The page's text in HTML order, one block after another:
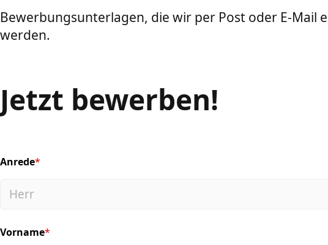
Bewerbungsunterlagen, die wir per Post oder E-
werden.
Jetzt bewerben!
Anrede*
(required)
Vorname*
(required)